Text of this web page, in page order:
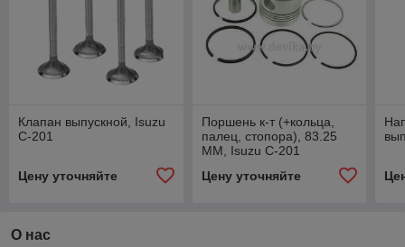
Клапан выпускной, Isuzu
C-201
Цену уточняйте
Поршень к-т (+кольца,
палец, стопора), 83.25
MM, Isuzu C-201
Цену уточняйте
О нас